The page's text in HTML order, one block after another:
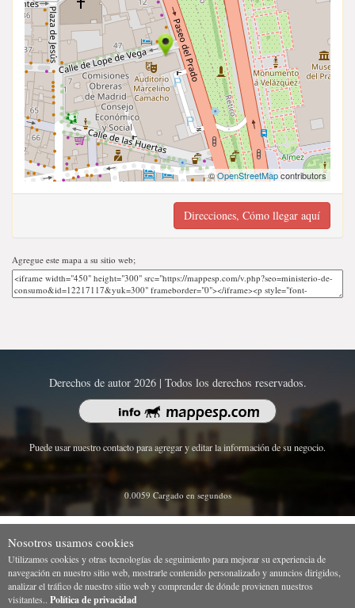
©OpenStreetMapcontributors
Direcciones, Cómo llegar aquí
Agregue este mapa a su sitio web;
Derechos de autor 2026 | Todos los derechos reservados.
Puede usar nuestro contacto para agregar y editar la información de su negocio.
0.0059 Cargado en segundos
Nosotros usamos cookies
Utilizamos cookies y otras tecnologías de seguimiento para mejorar su experiencia de
navegación en nuestro sitio web, mostrarle contenido personalizado y anuncios dirigidos,
analizar el tráfico de nuestro sitio web y comprender de dónde provienen nuestros
visitantes.. Política de privacidad